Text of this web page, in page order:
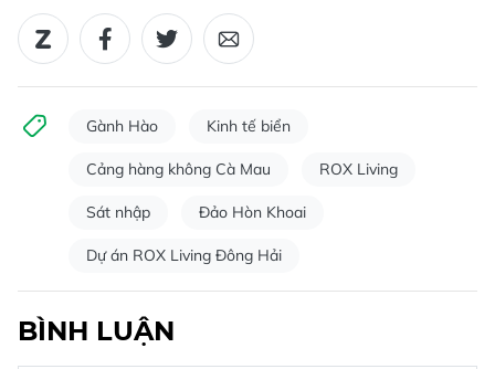
Gành Hào Kinh tế biển
Cảng hàng không Cà Mau ROX Living
Sát nhập Đảo Hòn Khoai
Dự án ROX Living Đông Hải
BÌNH LUẬN